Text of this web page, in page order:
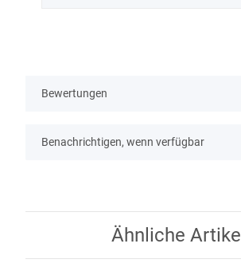
Bewertungen
Benachrichtigen, wenn verfügbar
Ähnliche Artikel